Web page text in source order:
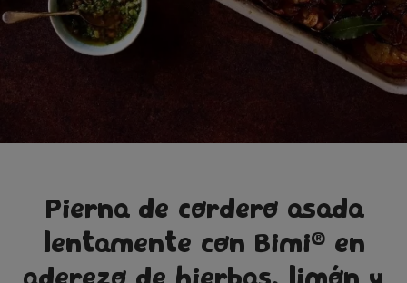
Pierna de cordero asada
lentamente con Bimi®en